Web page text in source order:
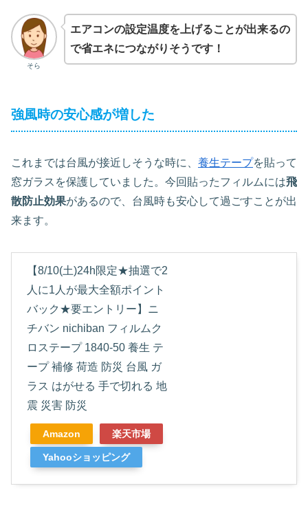
そら
エアコンの設定温度を上げることが出来るの
で省エネにつながりそうです！
強風時の安心感が増した
これまでは台風が接近しそうな時に、 養生テープを貼って
窓ガラスを保護していました。今回貼ったフィルムには飛
散防止効果があるので、台風時も安心して過ごすことが出
来ます。
【8/10(土)24h限定★抽選で2
人に1人が最大全額ポイント
バック★要エントリー】ニ
チバン nichiban フィルムク
ロステープ 1840‐50 養生 テ
ープ 補修 荷造 防災 台風 ガ
ラス はがせる 手で切れる 地
震 災害 防災
Amazon 楽天市場
Yahooショッピング